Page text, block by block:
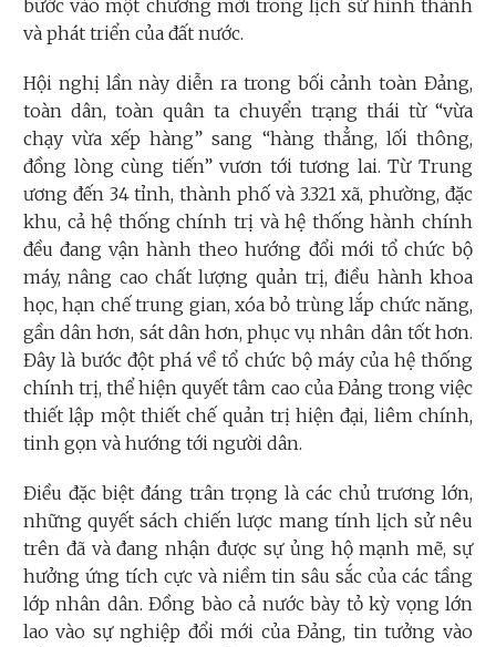
bước vào một chương mới trong lịch sử hình thành
và phát triển của đất nước.
Hội nghị lần này diễn ra trong bối cảnh toàn Đảng,
toàn dân, toàn quân ta chuyển trạng thái từ “vừa
chạy vừa xếp hàng” sang “hàng thẳng, lối thông,
đồng lòng cùng tiến” vươn tới tương lai. Từ Trung
ương đến 34 tỉnh, thành phố và 3.321 xã, phường, đặc
khu, cả hệ thống chính trị và hệ thống hành chính
đều đang vận hành theo hướng đổi mới tổ chức bộ
máy, nâng cao chất lượng quản trị, điều hành khoa
học, hạn chế trung gian, xóa bỏ trùng lắp chức năng,
gần dân hơn, sát dân hơn, phục vụ nhân dân tốt hơn.
Đây là bước đột phá về tổ chức bộ máy của hệ thống
chính trị, thể hiện quyết tâm cao của Đảng trong việc
thiết lập một thiết chế quản trị hiện đại, liêm chính,
tinh gọn và hướng tới người dân.
Điều đặc biệt đáng trân trọng là các chủ trương lớn,
những quyết sách chiến lược mang tính lịch sử nêu
trên đã và đang nhận được sự ủng hộ mạnh mẽ, sự
hưởng ứng tích cực và niềm tin sâu sắc của các tầng
lớp nhân dân. Đồng bào cả nước bày tỏ kỳ vọng lớn
lao vào sự nghiệp đổi mới của Đảng, tin tưởng vào